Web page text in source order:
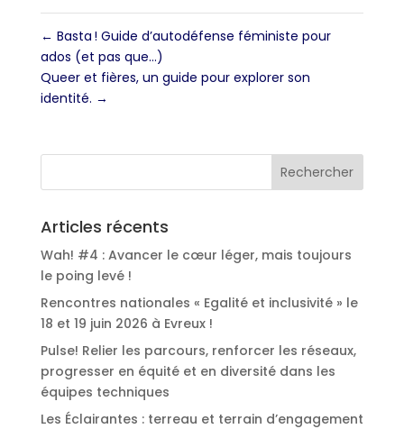
← Basta ! Guide d’autodéfense féministe pour
ados (et pas que…)
Queer et fières, un guide pour explorer son
identité. →
Articles récents
Wah! #4 : Avancer le cœur léger, mais toujours
le poing levé !
Rencontres nationales « Egalité et inclusivité » le
18 et 19 juin 2026 à Evreux !
Pulse! Relier les parcours, renforcer les réseaux,
progresser en équité et en diversité dans les
équipes techniques
Les Éclairantes : terreau et terrain d’engagement